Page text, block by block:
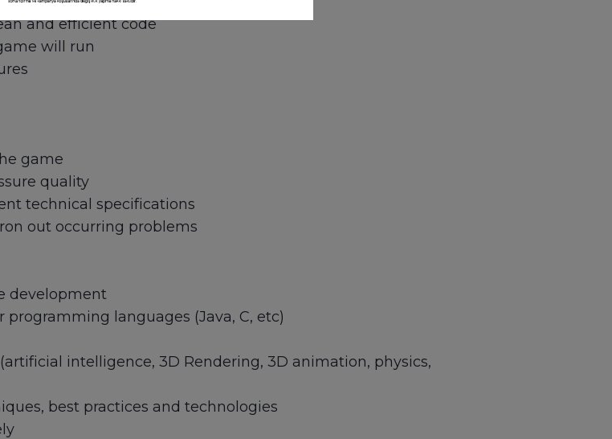
and efficient code
will run
game
quality
technical specifications
out occurring problems
development
languages (Java, C, etc)
intelligence, 3D Rendering, 3D animation, physics,
best practices and technologies